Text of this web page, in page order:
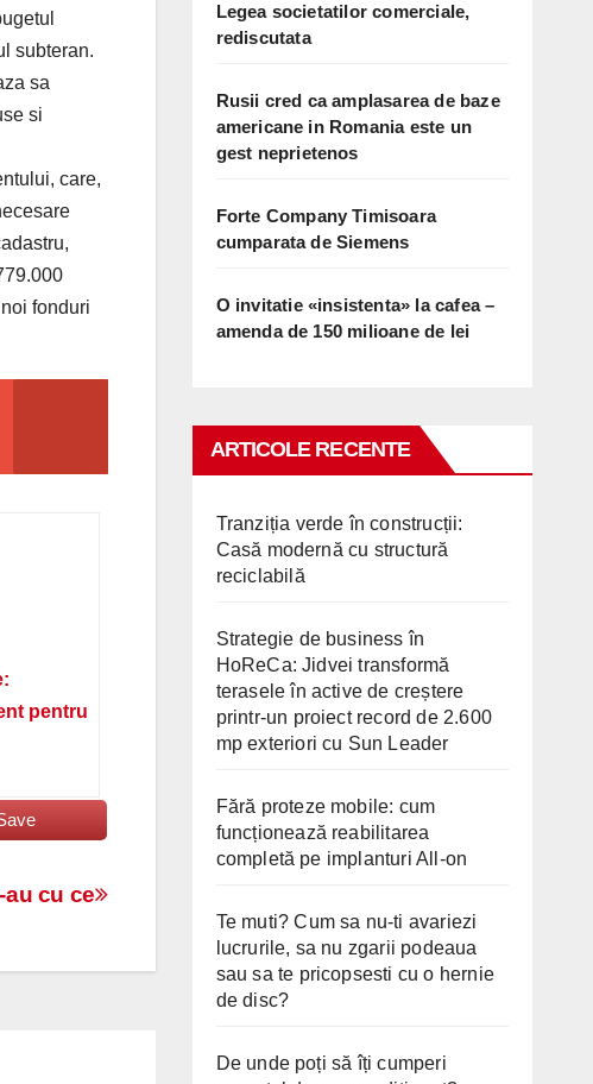
subteran.
sa
si
care,
fonduri
pentru
au cu ce
Legea societatilor comerciale,
rediscutata
Rusii cred ca amplasarea de baze
americane in Romania este un
gest neprietenos
Forte Company Timisoara
cumparata de Siemens
O invitatie «insistenta» la cafea –
amenda de 150 milioane de lei
ARTICOLE RECENTE
Tranziția verde în construcții:
Casă modernă cu structură
reciclabilă
Strategie de business în
HoReCa: Jidvei transformă
terasele în active de creștere
printr-un proiect record de 2.600
mp exteriori cu Sun Leader
Fără proteze mobile: cum
funcționează reabilitarea
completă pe implanturi All-on
Te muti? Cum sa nu-ti avariezi
lucrurile, sa nu zgarii podeaua
sau sa te pricopsesti cu o hernie
de disc?
De unde poți să îți cumperi